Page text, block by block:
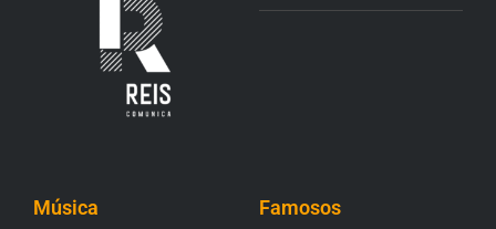
Música Famosos